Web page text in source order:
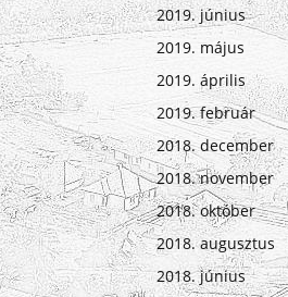
2019. június
2019. május
2019. április
2019. február
2018. december
2018. november
2018. október
2018. augusztus
2018. június